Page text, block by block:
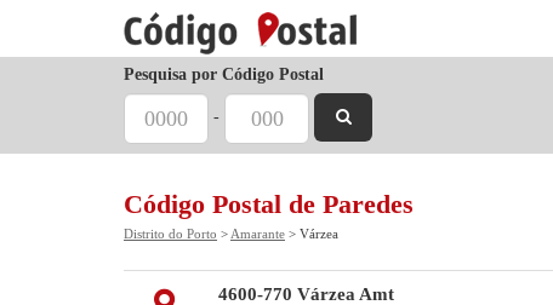
Pesquisa por Código Postal
-
Código Postal de Paredes
Distrito do Porto > Amarante > Várzea
4600-770 Várzea Amt